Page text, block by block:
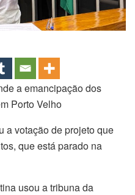
a emancipação dos
Porto Velho
a votação de projeto que
que está parado na
usou a tribuna da